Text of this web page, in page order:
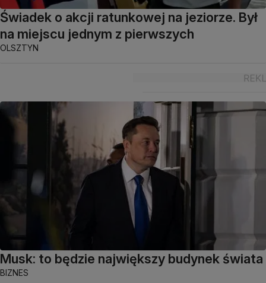
Świadek o akcji ratunkowej na jeziorze. Był
na miejscu jednym z pierwszych
OLSZTYN
Musk: to będzie największy budynek świata
BIZNES